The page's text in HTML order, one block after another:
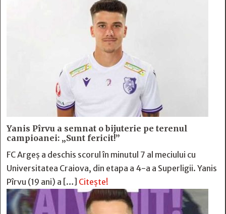
Yanis Pîrvu a semnat o bijuterie pe terenul
campioanei: „Sunt fericit!”
FC Argeș a deschis scorul în minutul 7 al meciului cu
Universitatea Craiova, din etapa a 4-a a Superligii. Yanis
Pîrvu (19 ani) a […] Citește!